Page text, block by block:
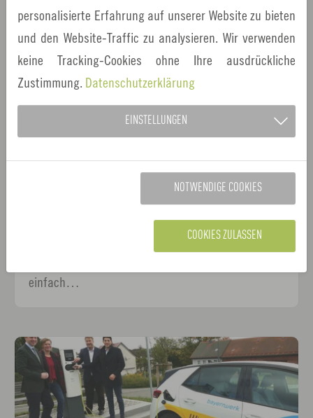
Freie Fahrt mit den Bussen in der Erlanger
allen Buslinien innerhalb des kostenlosen
einfach…
personalisierte Erfahrung auf unserer Website zu bieten
und den Website-Traffic zu analysieren. Wir verwenden
keine Tracking-Cookies ohne Ihre ausdrückliche
Zustimmung. Datenschutzerklärung
EINSTELLUNGEN
NOTWENDIGE COOKIES
COOKIES ZULASSEN